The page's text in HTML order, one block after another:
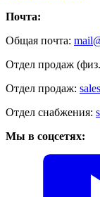
Почта:
Общая почта:
Отдел продаж
Отдел продаж:
Отдел снабжения:
Мы в соцсетях: